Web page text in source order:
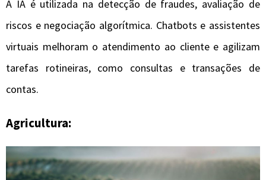
A IA é utilizada na detecção de fraudes, avaliação de
riscos e negociação algorítmica. Chatbots e assistentes
virtuais melhoram o atendimento ao cliente e agilizam
tarefas rotineiras, como consultas e transações de
contas.
Agricultura: